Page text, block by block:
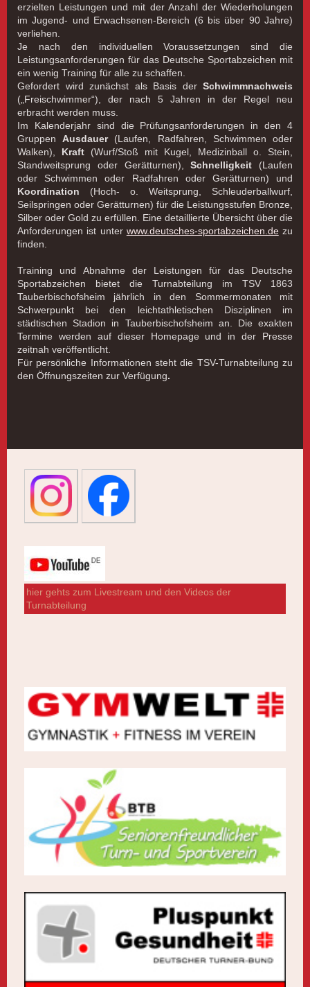
erzielten Leistungen und mit der Anzahl der Wiederholungen
im Jugend- und Erwachsenen-Bereich (6 bis über 90 Jahre)
verliehen.
Je nach den individuellen Voraussetzungen sind die
Leistungsanforderungen für das Deutsche Sportabzeichen mit
ein wenig Training für alle zu schaffen.
Gefordert wird zunächst als Basis der Schwimmnachweis
(„Freischwimmer“), der nach 5 Jahren in der Regel neu
erbracht werden muss.
Im Kalenderjahr sind die Prüfungsanforderungen in den 4
GruppenAusdauer(Laufen, Radfahren, Schwimmen oder
Walken), Kraft (Wurf/Stoß mit Kugel, Medizinball o. Stein,
Standweitsprung oder Gerätturnen),Schnelligkeit (Laufen
oder Schwimmen oder Radfahren oder Gerätturnen) und
Koordination (Hoch- o. Weitsprung, Schleuderballwurf,
Seilspringen oder Gerätturnen) für die Leistungsstufen Bronze,
Silber oder Gold zu erfüllen. Eine detaillierte Übersicht über die
Anforderungen ist unter www.deutsches-sportabzeichen.dezu
finden.
Training und Abnahme der Leistungen für das Deutsche
Sportabzeichen bietet die Turnabteilung im TSV 1863
Tauberbischofsheim jährlich in den Sommermonaten mit
Schwerpunkt bei den leichtathletischen Disziplinen im
städtischen Stadion in Tauberbischofsheim an. Die exakten
Termine werden auf dieser Homepage und in der Presse
zeitnah veröffentlicht.
Für persönliche Informationen steht die TSV-Turnabteilung zu
den Öffnungszeiten zur Verfügung.
hier gehts zum Livestream und den Videos der
Turnabteilung